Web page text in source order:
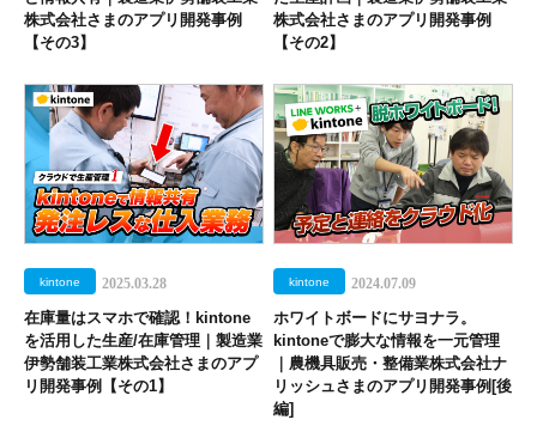
株式会社さまのアプリ開発事例
【その3】
株式会社さまのアプリ開発事例
【その2】
kintone 2025.03.28
在庫量はスマホで確認！kintone
を活用した生産/在庫管理｜製造業
伊勢舗装工業株式会社さまのアプ
リ開発事例【その1】
kintone 2024.07.09
ホワイトボードにサヨナラ。
kintoneで膨大な情報を一元管理
｜農機具販売・整備業株式会社ナ
リッシュさまのアプリ開発事例[後
編]